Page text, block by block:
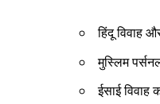
हिंदू विवाह
मुस्लिम
ईसाई विवाह